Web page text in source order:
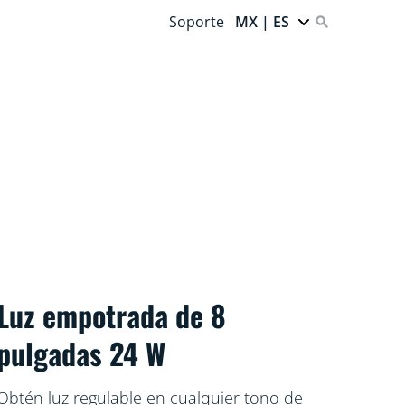
Soporte MX | ES
empotrada de 8
24 W
luz regulable en cualquier tono de